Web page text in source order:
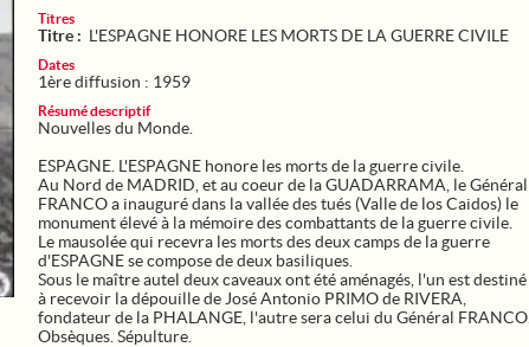
Titres
Titre : L'ESPAGNE HONORE LES MORTS DE LA GUERRE CIVILE
Dates
1ère diffusion : 1959
Résumé descriptif
Nouvelles du Monde.
ESPAGNE. L'ESPAGNE honore les morts de la guerre civile.
Au Nord de MADRID, et au coeur de la GUADARRAMA, le Général
FRANCO a inauguré dans la vallée des tués (Valle de los Caidos) le
monument élevé à la mémoire des combattants de la guerre civile.
Le mausolée qui recevra les morts des deux camps de la guerre
d'ESPAGNE se compose de deux basiliques.
Sous le maître autel deux caveaux ont été aménagés, l'un est destiné
à recevoir la dépouille de José Antonio PRIMO de RIVERA,
fondateur de la PHALANGE, l'autre sera celui du Général FRANCO.
Obsèques. Sépulture.